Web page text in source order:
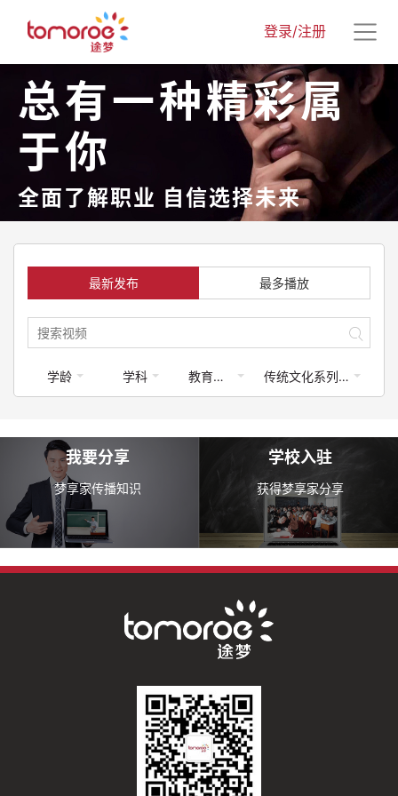
登录/注册
总有一种精彩属
于你
全面了解职业 自信选择未来
最新发布 最多播放
学龄 学科 教育类-体育运动 传统文化系列课程
我要分享
梦享家传播知识
学校入驻
获得梦享家分享